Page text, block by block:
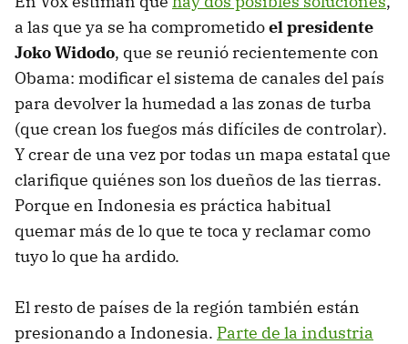
a las que ya se ha comprometidoel presidente
Joko Widodo, que se reunió recientemente con
Obama: modificar el sistema de canales del país
para devolver la humedad a las zonas de turba
(que crean los fuegos más difíciles de controlar).
Y crear de una vez por todas un mapa estatal que
clarifique quiénes son los dueños de las tierras.
Porque en Indonesia es práctica habitual
quemar más de lo que te toca y reclamar como
tuyo lo que ha ardido.
El resto de países de la región también están
presionando a Indonesia. Parte de la industria